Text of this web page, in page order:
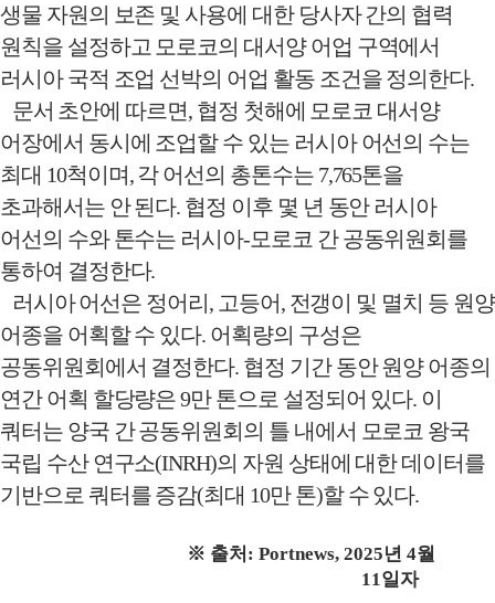
생물 자원의 보존 및 사용에 대한 당사자 간의 협력
원칙을 설정하고 모로코의 대서양 어업 구역에서
러시아 국적 조업 선박의 어업 활동 조건을 정의한다.
문서 초안에 따르면, 협정 첫해에 모로코 대서양
어장에서 동시에 조업할 수 있는 러시아 어선의 수는
최대 10척이며,각 어선의 총톤수는 7,765톤을
초과해서는 안 된다. 협정 이후 몇 년 동안 러시아
어선의 수와 톤수는 러시아-모로코 간 공동위원회를
통하여 결정한다.
러시아 어선은 정어리 , 고등어, 전갱이 및 멸치 등 원양
어종을 어획할 수 있다. 어획량의 구성은
공동위원회에서 결정한다. 협정 기간 동안 원양 어종의
연간 어획 할당량은9만 톤으로 설정되어 있다. 이
쿼터는 양국 간 공동위원회의 틀 내에서 모로코 왕국
국립 수산 연구소(INRH)의 자원 상태에 대한 데이터를
기반으로 쿼터를 증감(최대 10만 톤)할 수 있다.
※ 출처 : Portnews, 2025년 4월
11 일자